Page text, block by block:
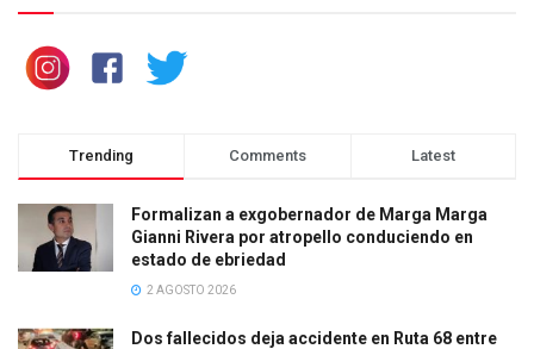
Trending Comments Latest
Formalizan a exgobernador de Marga Marga
Gianni Rivera por atropello conduciendo en
estado de ebriedad
2 AGOSTO 2026
Dos fallecidos deja accidente en Ruta 68 entre